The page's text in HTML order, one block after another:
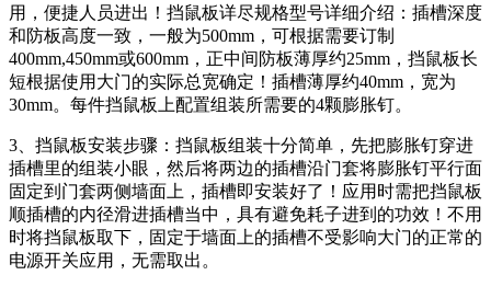
用，便捷人员进出！挡鼠板详尽规格型号详细介绍：插槽深度
和防板高度一致，一般为500mm，可根据需要订制
400mm,450mm或600mm，正中间防板薄厚约25mm，挡鼠板长
短根据使用大门的实际总宽确定！插槽薄厚约40mm，宽为
30mm。每件挡鼠板上配置组装所需要的4颗膨胀钉。
3、挡鼠板安装步骤：挡鼠板组装十分简单，先把膨胀钉穿进
插槽里的组装小眼，然后将两边的插槽沿门套将膨胀钉平行面
固定到门套两侧墙面上，插槽即安装好了！应用时需把挡鼠板
顺插槽的内径滑进插槽当中，具有避免耗子进到的功效！不用
时将挡鼠板取下，固定于墙面上的插槽不受影响大门的正常的
电源开关应用，无需取出。